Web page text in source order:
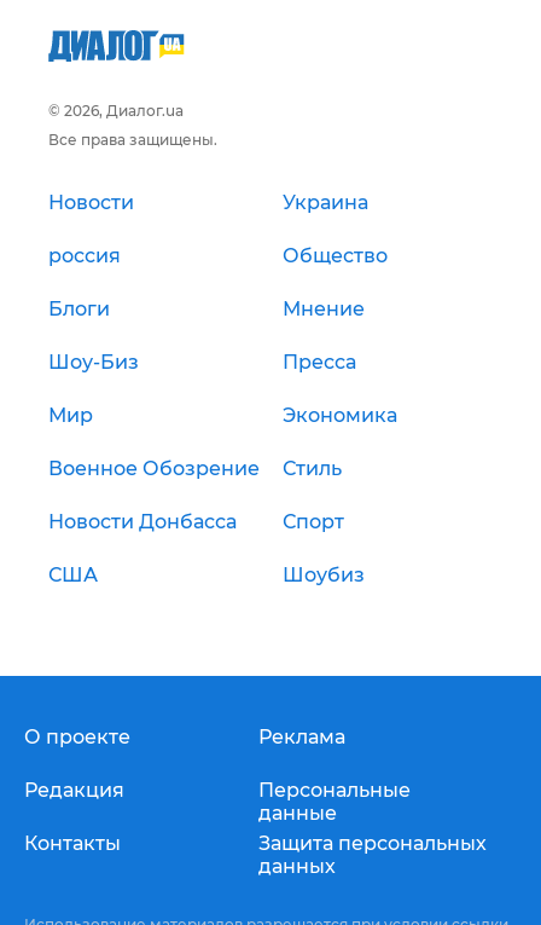
© 2026, Диалог.ua
Все права защищены.
Новости Украина
россия Общество
Блоги Мнение
Шоу-Биз Пресса
Мир Экономика
Военное Обозрение Стиль
Новости Донбасса Спорт
США Шоубиз
О проекте
Редакция
Контакты
Реклама
Персональные
данные
Защита персональных
данных